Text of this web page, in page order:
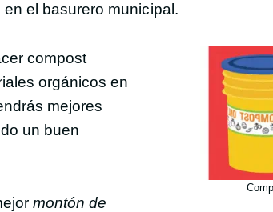
el basurero municipal.
compost
orgánicos en
mejores
un buen
montón de